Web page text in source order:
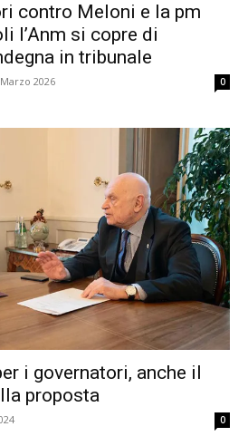
contro Meloni e la pm
l’Anm si copre di
in tribunale
2026 0
i governatori, anche il
proposta
0